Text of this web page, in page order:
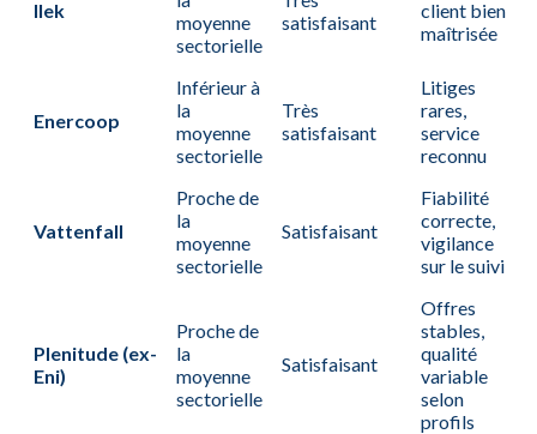
Ilek
moyenne
sectorielle
satisfaisant
client bien
maîtrisée
Enercoop
Inférieur à
la
moyenne
sectorielle
Très
satisfaisant
Litiges
rares,
service
reconnu
Vattenfall
Proche de
la
moyenne
sectorielle
Satisfaisant
Fiabilité
correcte,
vigilance
sur le suivi
Plenitude (ex-
Eni)
Proche de
la
moyenne
sectorielle
Satisfaisant
Offres
stables,
qualité
variable
selon
profils